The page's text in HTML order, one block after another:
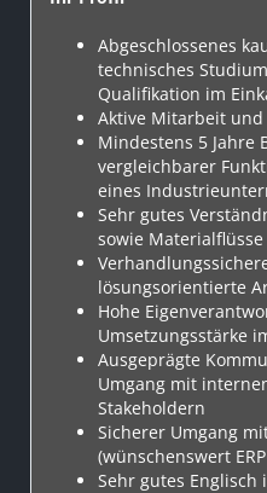
Abgeschlossenes
technisches
Qualifikation im
Aktive Mitarbeit
Mindestens 5 Jahre
vergleichbarer
eines
Sehr gutes
sowie Materialflüsse
lösungsorientierte
Hohe
Umsetzungsstärke
Ausgeprägte
Umgang mit
Stakeholdern
Sicherer Umgang
(wünschenswert
Sehr gutes